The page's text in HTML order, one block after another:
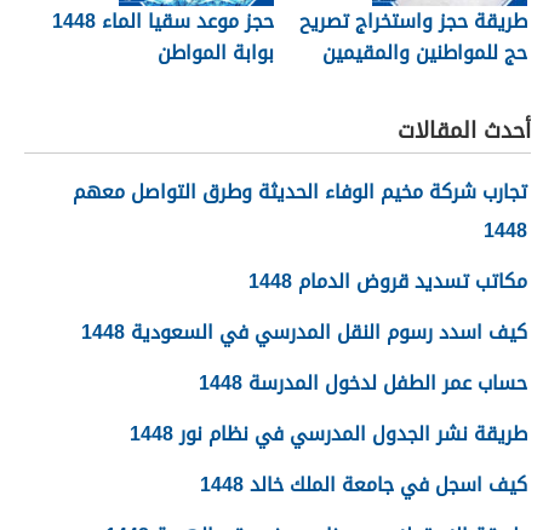
طريقة حجز واستخراج تصريح
حج للمواطنين والمقيمين
حجز موعد سقيا الماء 1448
بوابة المواطن
أحدث المقالات
تجارب شركة مخيم الوفاء الحديثة وطرق التواصل معهم
1448
مكاتب تسديد قروض الدمام 1448
كيف اسدد رسوم النقل المدرسي في السعودية 1448
حساب عمر الطفل لدخول المدرسة 1448
طريقة نشر الجدول المدرسي في نظام نور 1448
كيف اسجل في جامعة الملك خالد 1448